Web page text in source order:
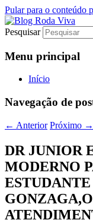
Pular para o conteúdo
Blog
Jornalismo
verdade
Pesquisar
Menu principal
Início
Navegação de
← Anterior Próximo →
DR JUNIOR
MODERNO